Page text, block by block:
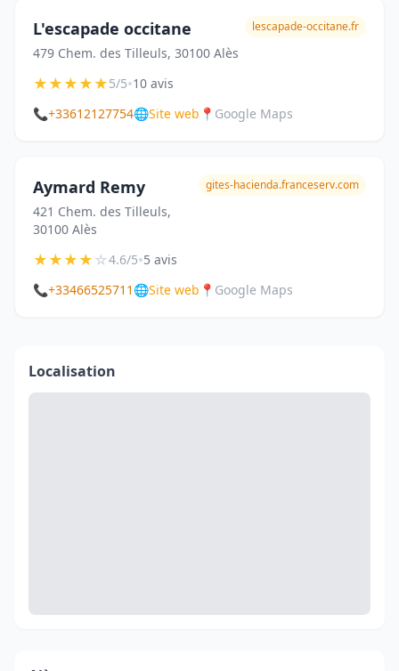
L'escapade occitane
479 Chem. des Tilleuls, 30100 Alès
lescapade-occitane.fr
★★★★★5/5•10 avis
📞+33612127754🌐Site web 📍 Google Maps
Aymard Remy
421 Chem. des Tilleuls,
30100 Alès
gites-hacienda.franceserv.com
★★★★☆4.6/5•5 avis
📞+33466525711 🌐Site web 📍 Google Maps
Localisation